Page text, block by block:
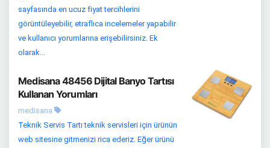
sayfasında en ucuz fiyat tercihlerini
görüntüleyebilir, etraflıca incelemeler yapabilir
ve kullanıcı yorumlarına erişebilirsiniz. Ek
olarak...
Medisana 48456 Dijital Banyo Tartısı
Kullanan Yorumları
medisana
Teknik Servis Tartı teknik servisleri için ürünün
web sitesine gitmenizi rica ederiz. Eğer ürünü